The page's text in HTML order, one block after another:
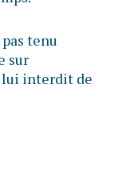
tenu
sur
lui interdit de